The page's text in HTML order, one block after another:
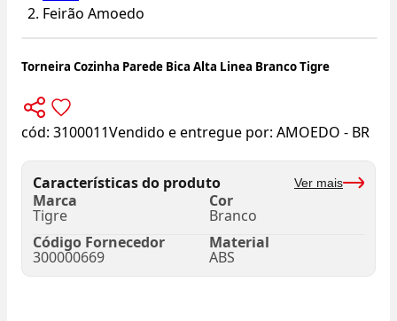
Feirão Amoedo
Torneira Cozinha Parede Bica Alta Linea Branco Tigre
cód: 3100011Vendido e entregue por: AMOEDO - BR
Características do produto Ver mais
Marca
Tigre
Cor
Branco
Código Fornecedor
300000669
Material
ABS